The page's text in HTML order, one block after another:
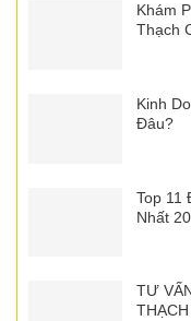
Khám
Thạch
Kinh
Đâu?
Top 11
Nhất
TƯ